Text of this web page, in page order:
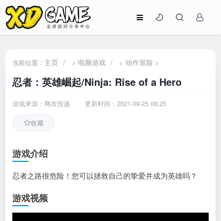
当前位置： 主页 / > 电脑游戏 / >动作冒险 >
忍者：英雄崛起/Ninja: Rise of a Hero
游戏来源：网友投递 更新时间：2021-09-25 08:25
收藏
游戏介绍
忍者之路很危险！您可以拯救自己的挚爱并成为英雄吗？
游戏视频